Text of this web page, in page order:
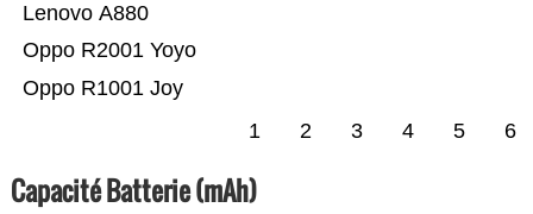
Oppo R1001 Joy
Oppo R2001 Yoyo
Lenovo A880
1 2 3 4 5 6
Capacité Batterie (mAh)